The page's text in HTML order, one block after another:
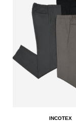
INCOTEX